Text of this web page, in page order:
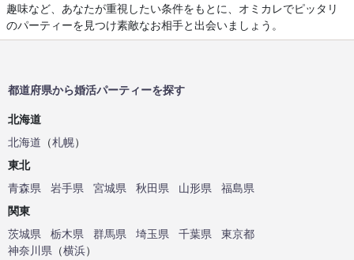
趣味など、あなたが重視したい条件をもとに、オミカレでピッタリ
のパーティーを見つけ素敵なお相手と出会いましょう。
都道府県から婚活パーティーを探す
北海道
北海道 （札幌）
東北
青森県
岩手県 宮城県 秋田県 山形県
福島県
関東
茨城県
栃木県 群馬県 埼玉県 千葉県
東京都
神奈川県 （横浜）